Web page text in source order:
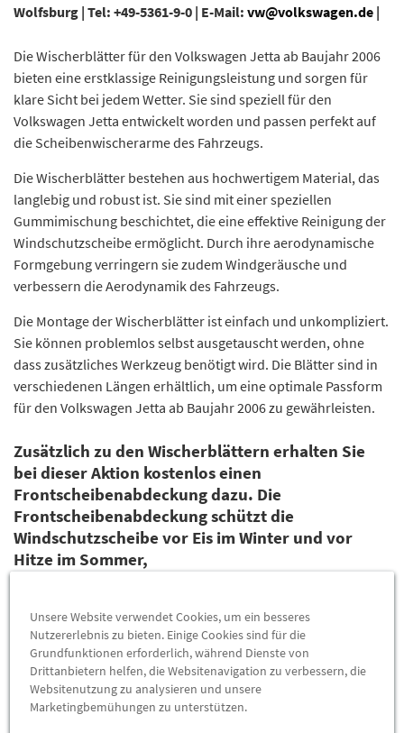
Wolfsburg | Tel: +49-5361-9-0 | E-Mail: vw@volkswagen.de |
Die Wischerblätter für den Volkswagen Jetta ab Baujahr 2006
bieten eine erstklassige Reinigungsleistung und sorgen für
klare Sicht bei jedem Wetter. Sie sind speziell für den
Volkswagen Jetta entwickelt worden und passen perfekt auf
die Scheibenwischerarme des Fahrzeugs.
Die Wischerblätter bestehen aus hochwertigem Material, das
langlebig und robust ist. Sie sind mit einer speziellen
Gummimischung beschichtet, die eine effektive Reinigung der
Windschutzscheibe ermöglicht. Durch ihre aerodynamische
Formgebung verringern sie zudem Windgeräusche und
verbessern die Aerodynamik des Fahrzeugs.
Die Montage der Wischerblätter ist einfach und unkompliziert.
Sie können problemlos selbst ausgetauscht werden, ohne
dass zusätzliches Werkzeug benötigt wird. Die Blätter sind in
verschiedenen Längen erhältlich, um eine optimale Passform
für den Volkswagen Jetta ab Baujahr 2006 zu gewährleisten.
Zusätzlich zu den Wischerblättern erhalten Sie
bei dieser Aktion kostenlos einen
Frontscheibenabdeckung dazu. Die
Frontscheibenabdeckung schützt die
Windschutzscheibe vor Eis im Winter und vor
Hitze im Sommer,
Abholung im Audi Zentrum Essen gilt und nicht für andere
Gottfried Schultz Betriebe verfügbar ist.
Für Folgende Modelle geeignet:
VW Jetta 2006 >> 2008
Unsere Website verwendet Cookies, um ein besseres
Nutzererlebnis zu bieten. Einige Cookies sind für die
Grundfunktionen erforderlich, während Dienste von
Drittanbietern helfen, die Websitenavigation zu verbessern, die
Websitenutzung zu analysieren und unsere
Marketingbemühungen zu unterstützen.